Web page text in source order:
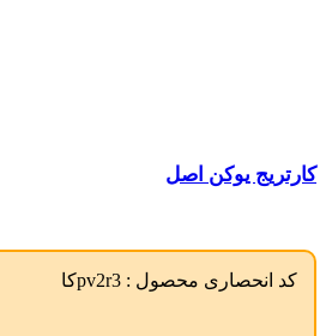
کارتریج یوکن اصل
کد انحصاری محصول : pv2r3کا